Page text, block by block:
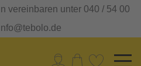
vereinbaren unter 040 / 54 00